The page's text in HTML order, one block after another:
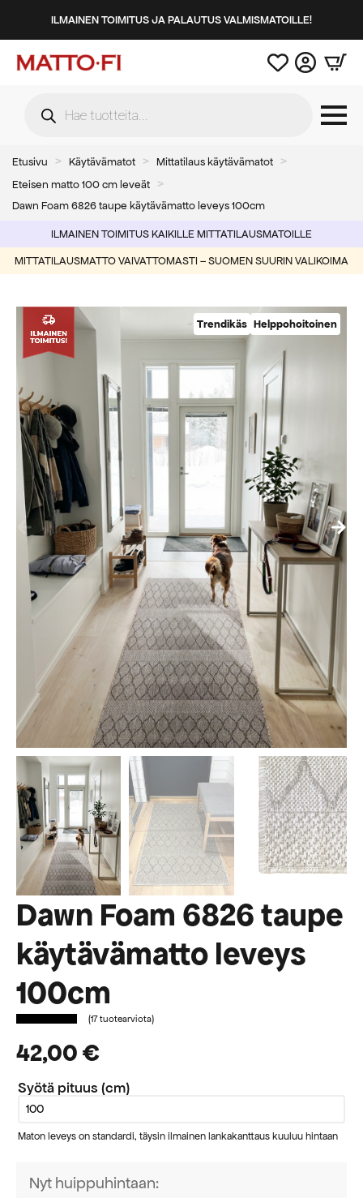
ILMAINEN TOIMITUS JA PALAUTUS VALMISMATOILLE!
search
Etusivu Käytävämatot
Mittatilaus käytävämatot
Eteisen matto 100 cm leveät
Dawn Foam 6826 taupe käytävämatto leveys 100cm
ILMAINEN TOIMITUS KAIKILLE MITTATILAUSMATOILLE
MITTATILAUSMATTO VAIVATTOMASTI – SUOMEN SUURIN VALIKOIMA
Trendikäs Helppohoitoinen
Dawn Foam 6826 taupe
käytävämatto leveys
100cm
(17tuotearviota)
42,00€
Syötä pituus (cm)
Maton leveys on standardi, täysin ilmainen lankakanttaus kuuluu hintaan
Nyt huippuhintaan: